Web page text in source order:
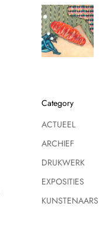
Category
ACTUEEL
ARCHIEF
DRUKWERK
EXPOSITIES
KUNSTENAARS